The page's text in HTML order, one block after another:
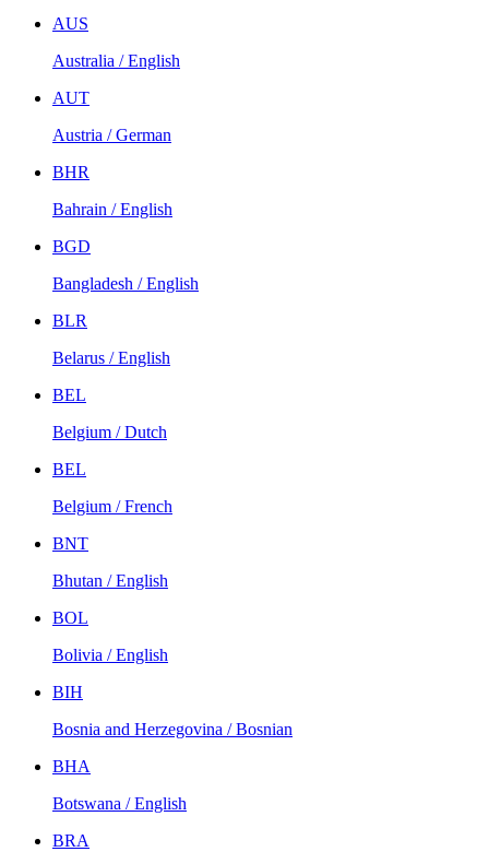
AUS
Australia / English
AUT
Austria / German
BHR
Bahrain / English
BGD
Bangladesh / English
BLR
Belarus / English
BEL
Belgium / Dutch
BEL
Belgium / French
BNT
Bhutan / English
BOL
Bolivia / English
BIH
Bosnia and Herzegovina / Bosnian
BHA
Botswana / English
BRA